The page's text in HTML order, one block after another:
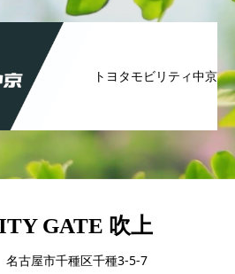
トヨタモビリティ中京
GATE 吹上
古屋市千種区千種3-5-7